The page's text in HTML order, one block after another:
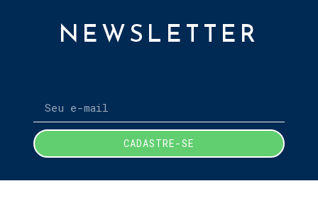
NEWSLETTER
CADASTRE-SE